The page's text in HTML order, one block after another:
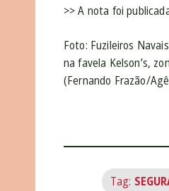
>> A nota foi
Foto: Fuzileiros
na favela Kelson’s,
(Fernando Frazão/
Tag: